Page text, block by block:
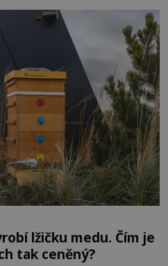
Pobaltí kontaktoval tamní
oblasti žádným nováčkem,
lžičku medu. Čím je
tak ceněný?